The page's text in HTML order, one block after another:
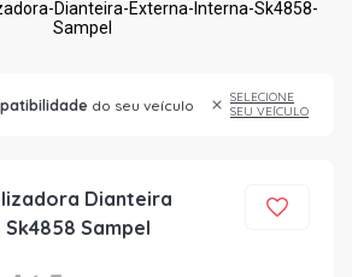
do seu veículo
SELECIONE
SEU VEÍCULO
Dianteira
Sampel